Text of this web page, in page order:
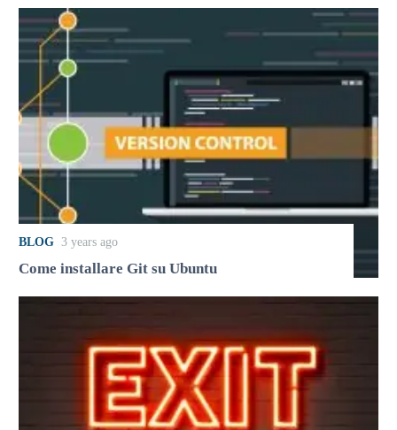
BLOG 3 years ago
Come installare Git su Ubuntu